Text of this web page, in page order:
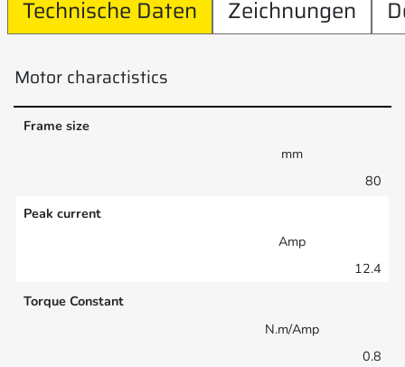
Technische Daten Zeichnungen
Motor charactistics
Frame size
mm
80
Peak current
Amp
12.4
Torque Constant
N.m/Amp
0.8